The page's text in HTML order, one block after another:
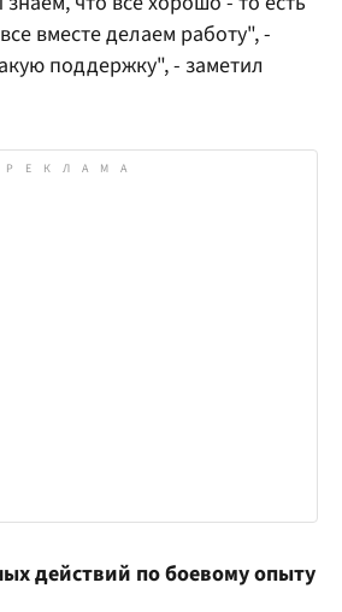
вместе делаем работу", -
поддержку", - заметил
действий по боевому опыту